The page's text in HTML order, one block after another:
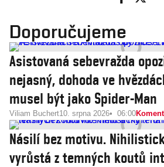
Doporučujeme
Asistovaná sebevražda
nejasný, dohoda ve
musel být jako Spider-Man
Viliam Buchert10. srpna 2026 06:00
Násilí bez motivu.
vyrůstá z temných koutů